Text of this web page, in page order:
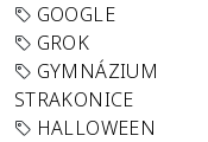
GOOGLE
GROK
GYMNÁZIUM
STRAKONICE
HALLOWEEN